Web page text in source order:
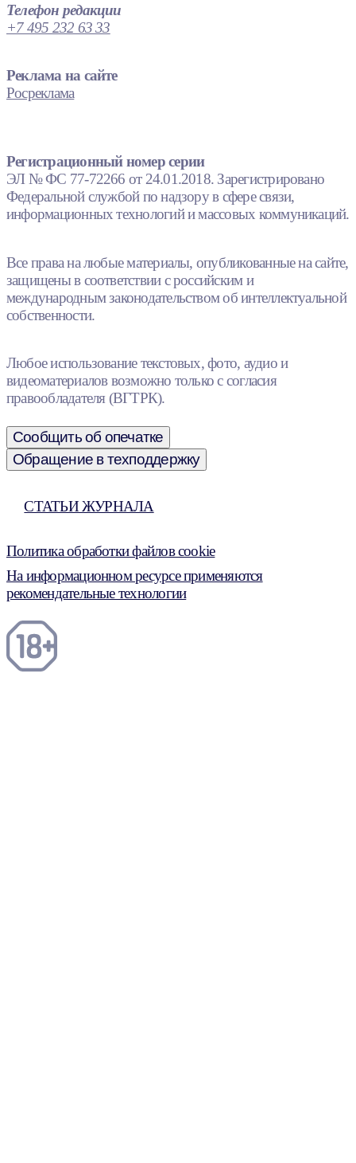
Телефон редакции
+7 495 232 63 33
Реклама на сайте
Росреклама
Регистрационный номер серии
ЭЛ № ФС 77-72266 от 24.01.2018. Зарегистрировано
Федеральной службой по надзору в сфере связи,
информационных технологий и массовых коммуникаций.
Все права на любые материалы, опубликованные на сайте,
защищены в соответствии с российским и
международным законодательством об интеллектуальной
собственности.
Любое использование текстовых, фото, аудио и
видеоматериалов возможно только с согласия
правообладателя (ВГТРК).
Сообщить об опечатке
Обращение в техподдержку
СТАТЬИ ЖУРНАЛА
Политика обработки файлов cookie
На информационном ресурсе применяются
рекомендательные технологии